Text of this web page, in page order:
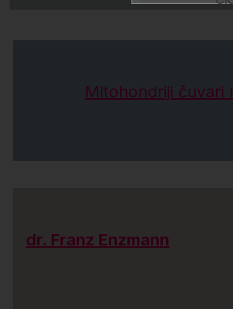
Mitohondriji čuvari
dr. Franz Enzmann